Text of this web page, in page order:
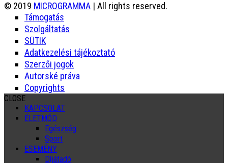
© 2019 MICROGRAMMA | All rights reserved.
Támogatás
Szolgáltatás
SÜTIK
Adatkezelési tájékoztató
Szerzői jogok
Autorské práva
Copyrights
CLOSE
KAPCSOLAT
ÉLETMÓD
Egészség
Sport
ESEMÉNY
Díjátadó